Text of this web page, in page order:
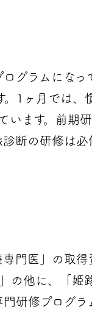
グラムになっ
1ヶ月では、
います。前期
断の研修は必
門医」の取
の他に、「姫
研修プログラ